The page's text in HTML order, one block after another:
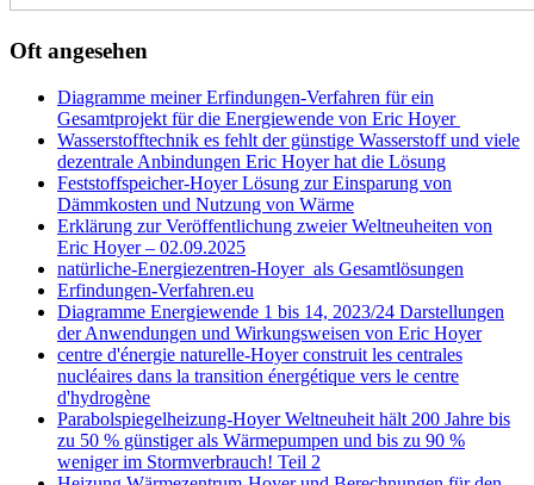
Oft angesehen
Diagramme meiner Erfindungen-Verfahren für ein
Gesamtprojekt für die Energiewende von Eric Hoyer
Wasserstofftechnik es fehlt der günstige Wasserstoff und viele
dezentrale Anbindungen Eric Hoyer hat die Lösung
Feststoffspeicher-Hoyer Lösung zur Einsparung von
Dämmkosten und Nutzung von Wärme
Erklärung zur Veröffentlichung zweier Weltneuheiten von
Eric Hoyer – 02.09.2025
natürliche-Energiezentren-Hoyer als Gesamtlösungen
Erfindungen-Verfahren.eu
Diagramme Energiewende 1 bis 14, 2023/24 Darstellungen
der Anwendungen und Wirkungsweisen von Eric Hoyer
centre d'énergie naturelle-Hoyer construit les centrales
nucléaires dans la transition énergétique vers le centre
d'hydrogène
Parabolspiegelheizung-Hoyer Weltneuheit hält 200 Jahre bis
zu 50 % günstiger als Wärmepumpen und bis zu 90 %
weniger im Stormverbrauch! Teil 2